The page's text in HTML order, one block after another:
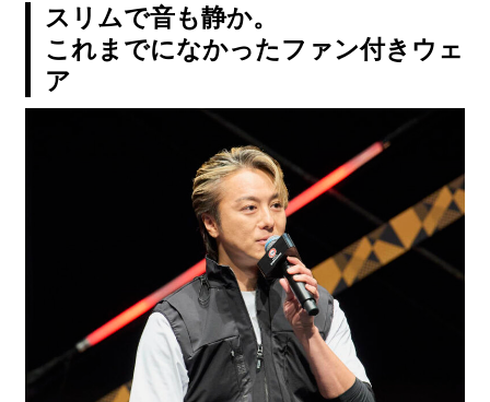
スリムで音も静か。
これまでになかったファン付きウェ
ア